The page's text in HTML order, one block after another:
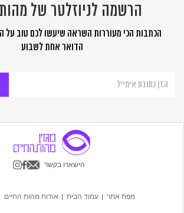
הרשמה לניוזלטר של
הכתבות הכי מעוררות השראה שיעשו לכם טוב על
הדואר אחת לשבוע
לניוזלטר
החיים
הישארו בקשר
מפת אתר עמוד הבית אודות מהות החיים